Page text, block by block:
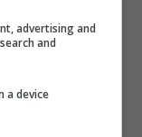
al passato,
libri si
advertising and
and
a device